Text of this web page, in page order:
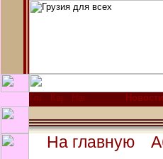
Новости
На главную